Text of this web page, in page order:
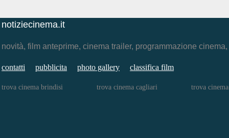
notiziecinema.it
novità, film anteprime, cinema trailer, programmazione
contatti pubblicita photo gallery classifica film
trova cinema brindisi trova cinema cagliari trova